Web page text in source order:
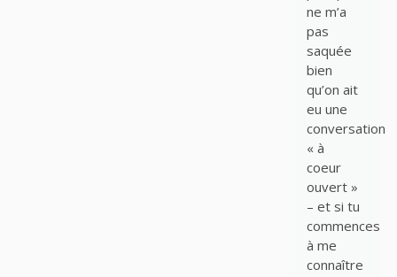
ne m’a
pas
saquée
bien
qu’on ait
eu une
conversation
« à
coeur
ouvert »
– et si tu
commences
à me
connaître